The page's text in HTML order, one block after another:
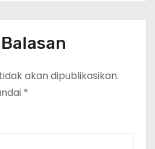
akan dipublikasikan.
*